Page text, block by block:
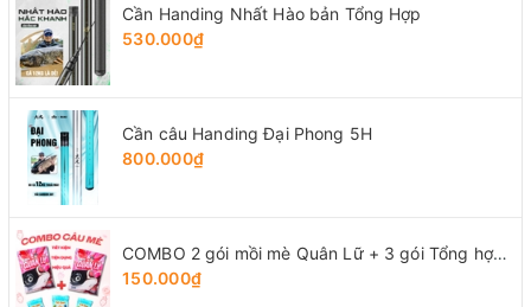
Cần Handing Nhất Hào bản Tổng Hợp
530.000₫
Cần câu Handing Đại Phong 5H
800.000₫
COMBO 2 gói mồi mè Quân Lữ + 3 gói Tổng hợp Tứ Quý
150.000₫